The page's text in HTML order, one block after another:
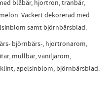
blåbär, hjortron, tranbär,
Vackert dekorerad med
samt björnbärsblad.
björnbärs-, hjortronarom,
mullbär, vaniljarom,
apelsinblom, björnbärsblad.